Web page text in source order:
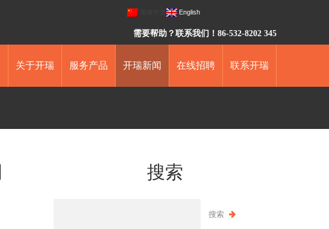
English
需要帮助？联系我们！86-532-8202 345
关于开瑞 服务产品 开瑞新闻 在线招聘 联系开瑞
搜索